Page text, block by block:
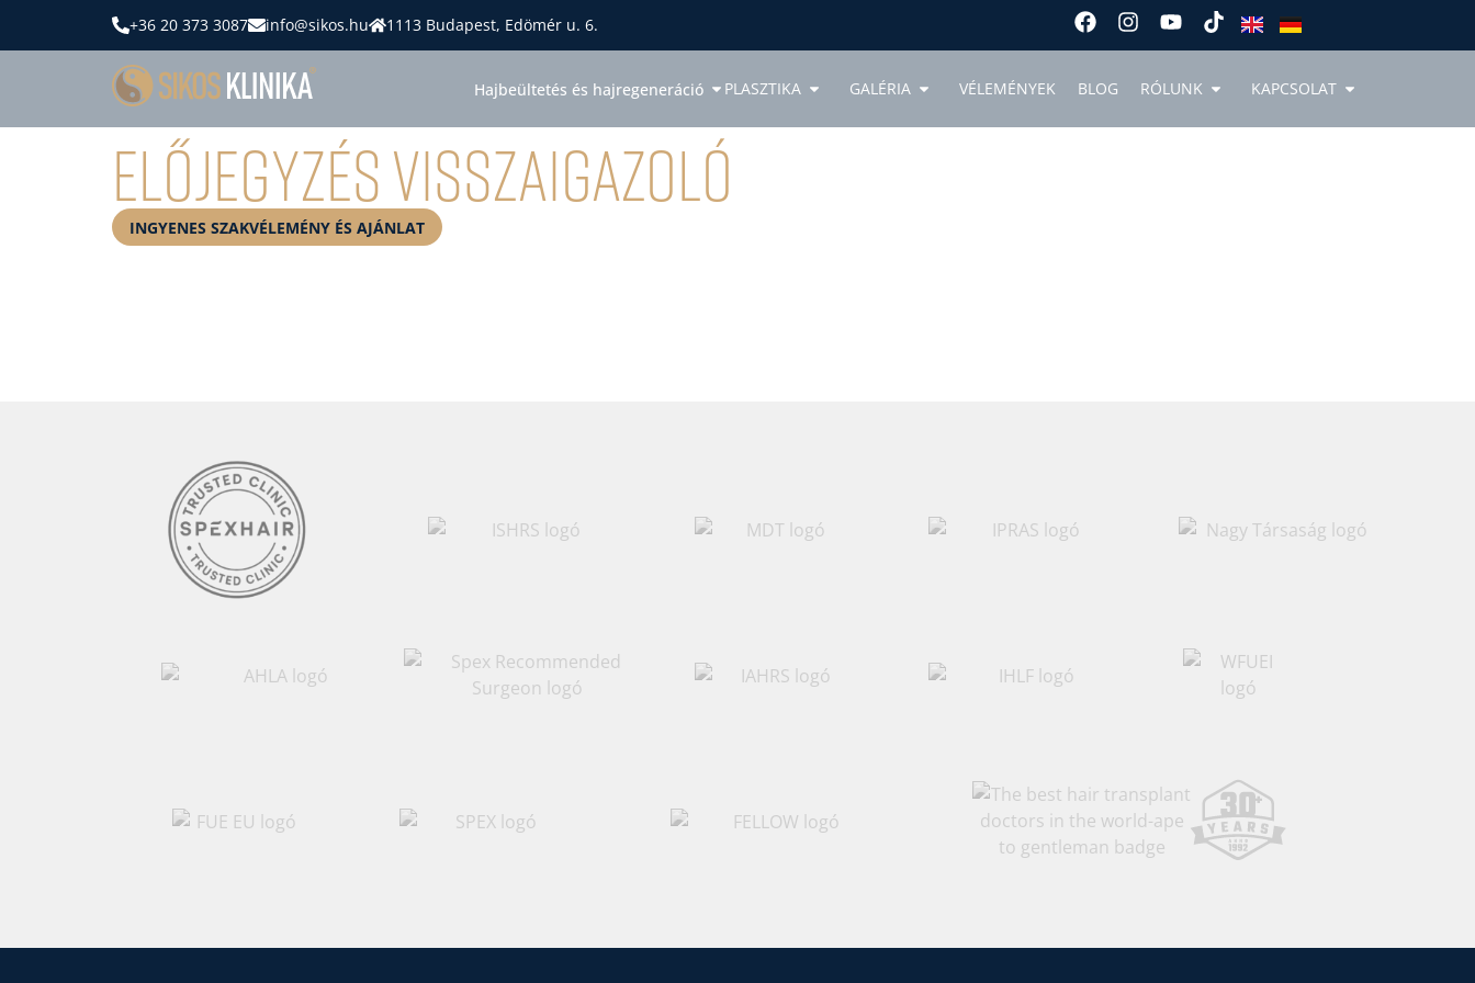
+36 20 373 3087 info@sikos.hu 1113 Budapest, Edömér u. 6.
Hajbeültetés és hajregeneráció PLASZTIKA GALÉRIA VÉLEMÉNYEK BLOG RÓLUNK KAPCSOLAT
Előjegyzés visszaigazoló
INGYENES SZAKVÉLEMÉNY ÉS AJÁNLAT